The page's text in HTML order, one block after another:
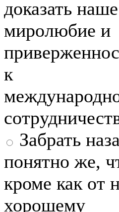
доказать наше
миролюбие и
к
Забрать
понятно же,
кроме как от
хорошему